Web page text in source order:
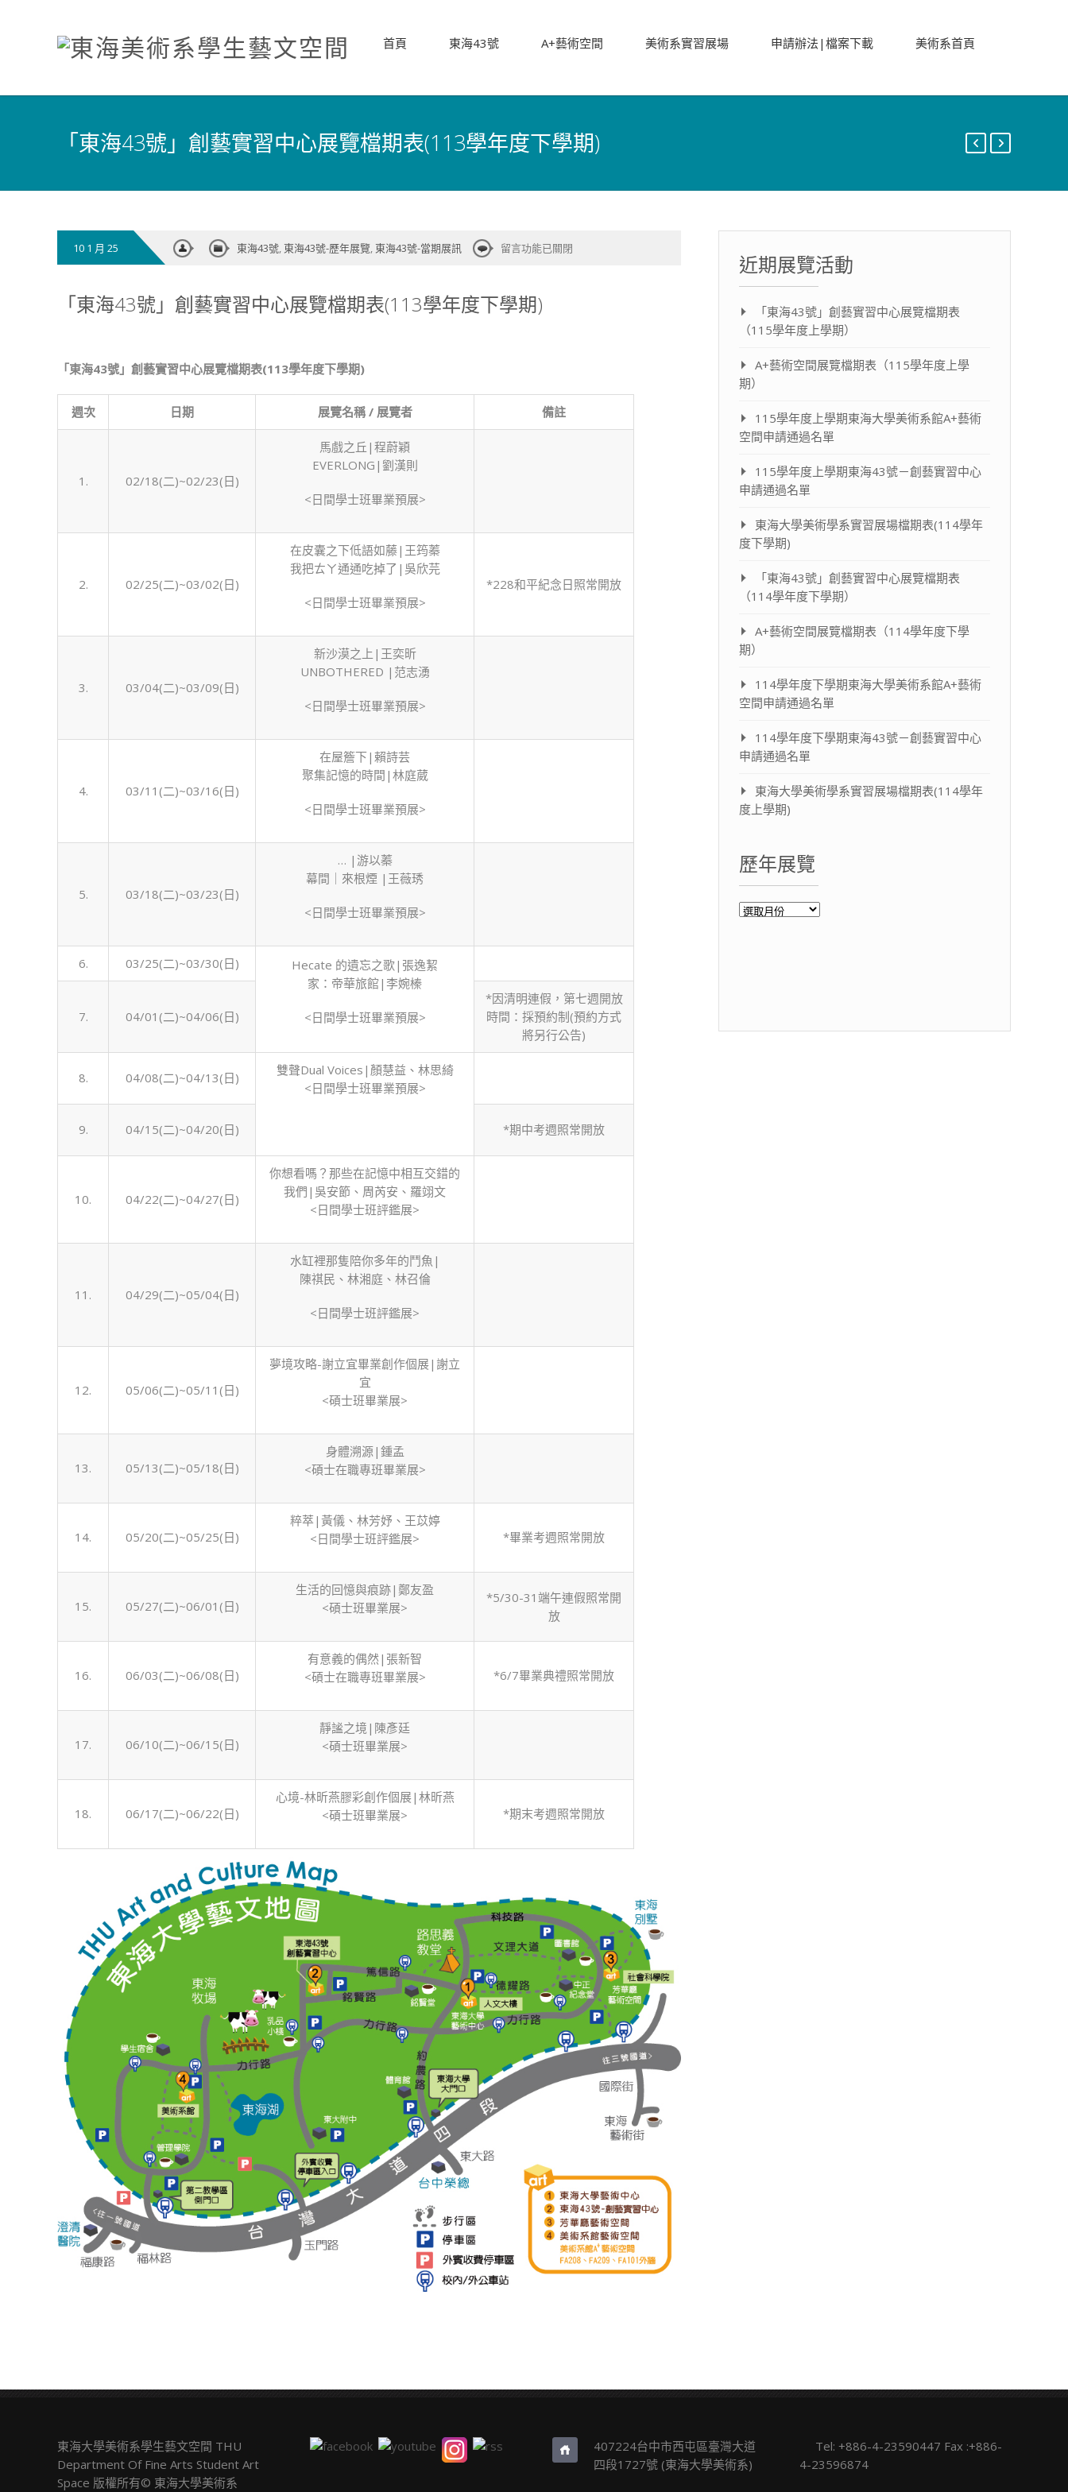
首頁 東海43號 A+藝術空間 美術系實習展場 申請辦法|檔案下載 美術系首頁
「東海43號」創藝實習中心展覽檔期表(113學年度下學期)
10 1 月 25 東海43號, 東海43號-歷年展覽, 東海43號-當期展訊
在
43
習
心
度
留言功能已關閉
「東海43號」創藝實習中心展覽檔期表(113學年度下學期)
「東海43號」創藝實習中心展覽檔期表(113學年度下學期)
週次 日期 展覽名稱 / 展覽者 備註
1. 02/18(二)~02/23(日)
馬戲之丘|程蔚穎
EVERLONG|劉漢則
<日間學士班畢業預展>
2. 02/25(二)~03/02(日)
在皮囊之下低語如藤|王筠蓁
我把ㄊㄚ通通吃掉了|吳欣芫
<日間學士班畢業預展>
*228和平紀念日照常開放
3. 03/04(二)~03/09(日)
新沙漠之上|王奕昕
UNBOTHERED |范志湧
<日間學士班畢業預展>
4. 03/11(二)~03/16(日)
在屋簷下|賴詩芸
聚集記憶的時間|林庭葳
<日間學士班畢業預展>
5. 03/18(二)~03/23(日)
… |游以蓁
幕間｜來根煙 |王薇琇
<日間學士班畢業預展>
6. 03/25(二)~03/30(日)
Hecate 的遺忘之歌|張逸絜
家：帝華旅館|李婉榛
<日間學士班畢業預展>
7. 04/01(二)~04/06(日)
*因清明連假，第七週開放
時間：採預約制(預約方式
將另行公告)
8. 04/08(二)~04/13(日)
雙聲Dual Voices|顏慧益、林思綺
<日間學士班畢業預展>
9. 04/15(二)~04/20(日) *期中考週照常開放
10. 04/22(二)~04/27(日)
你想看嗎？那些在記憶中相互交錯的
我們|吳安節、周芮安、羅翊文
<日間學士班評鑑展>
11. 04/29(二)~05/04(日)
水缸裡那隻陪你多年的鬥魚|
陳祺民、林湘庭、林召倫
<日間學士班評鑑展>
12. 05/06(二)~05/11(日)
夢境攻略-謝立宜畢業創作個展|謝立
宜
<碩士班畢業展>
13. 05/13(二)~05/18(日)
身體溯源|鍾孟
<碩士在職專班畢業展>
14. 05/20(二)~05/25(日)
粹萃|黃儀、林芳妤、王苡婷
<日間學士班評鑑展>
*畢業考週照常開放
15. 05/27(二)~06/01(日)
生活的回憶與痕跡|鄭友盈
<碩士班畢業展>
*5/30-31端午連假照常開
放
16. 06/03(二)~06/08(日)
有意義的偶然|張新智
<碩士在職專班畢業展>
*6/7畢業典禮照常開放
17. 06/10(二)~06/15(日)
靜謐之境|陳彥廷
<碩士班畢業展>
18. 06/17(二)~06/22(日)
心境-林昕燕膠彩創作個展|林昕燕
<碩士班畢業展>
*期末考週照常開放
近期展覽活動
「東海43號」創藝實習中心展覽檔期表
（115學年度上學期）
A+藝術空間展覽檔期表（115學年度上學
期）
115學年度上學期東海大學美術系館A+藝術
空間申請通過名單
115學年度上學期東海43號－創藝實習中心
申請通過名單
東海大學美術學系實習展場檔期表(114學年
度下學期)
「東海43號」創藝實習中心展覽檔期表
（114學年度下學期）
A+藝術空間展覽檔期表（114學年度下學
期）
114學年度下學期東海大學美術系館A+藝術
空間申請通過名單
114學年度下學期東海43號－創藝實習中心
申請通過名單
東海大學美術學系實習展場檔期表(114學年
度上學期)
歷年展覽
歷
東海大學美術系學生藝文空間 THU
Department Of Fine Arts Student Art
Space 版權所有© 東海大學美術系
407224台中市西屯區臺灣大道
四段1727號 (東海大學美術系)
Tel: +886-4-23590447 Fax :+886-
4-23596874